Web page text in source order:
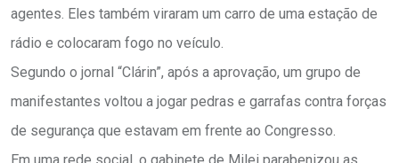
agentes. Eles também viraram um carro de uma estação de
rádio e colocaram fogo no veículo.
Segundo o jornal “Clárin”, após a aprovação, um grupo de
manifestantes voltou a jogar pedras e garrafas contra forças
de segurança que estavam em frente ao Congresso.